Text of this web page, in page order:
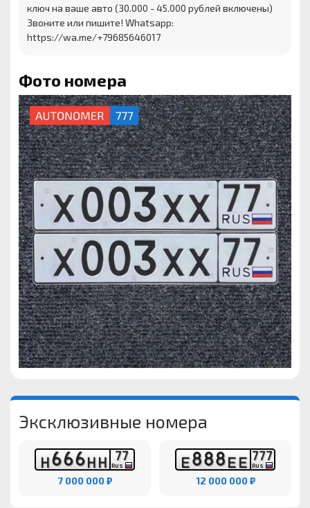
ключ на ваше авто (30.000 - 45.000 рублей включены)
Звоните или пишите! Whatsapp:
https://wa.me/+79685646017
Фото номера
Эксклюзивные номера
Н666НН 77
RUS
7 000 000 ₽
Е888ЕЕ 777
RUS
12 000 000 ₽